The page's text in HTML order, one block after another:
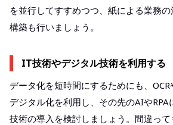
を並行してすすめつつ、紙による業務
構築も行いましょう。
IT技術やデジタル技術を利用する
データ化を短時間にするためにも、
デジタル化を利用し、その先のAIや
技術の導入を検討しましょう。間違っ